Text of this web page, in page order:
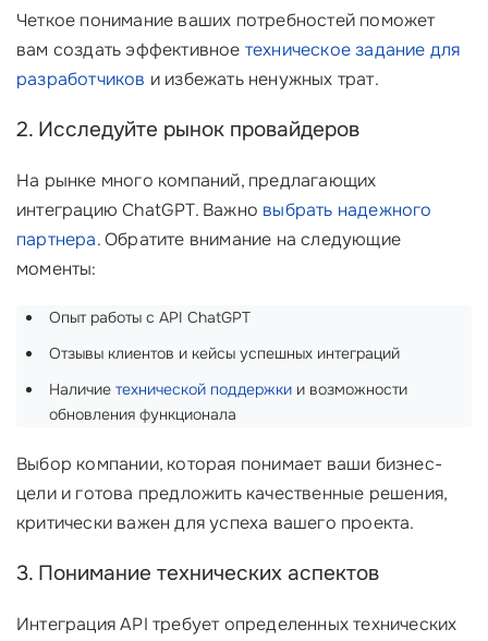
Четкое понимание ваших потребностей поможет
вам создать эффективное техническое задание для
разработчиков и избежать ненужных трат.
2. Исследуйте рынок провайдеров
На рынке много компаний, предлагающих
интеграцию ChatGPT. Важно выбрать надежного
партнера. Обратите внимание на следующие
моменты:
Опыт работы с API ChatGPT
Отзывы клиентов и кейсы успешных интеграций
Наличие технической поддержки и возможности
обновления функционала
Выбор компании, которая понимает ваши бизнес-
цели и готова предложить качественные решения,
критически важен для успеха вашего проекта.
3. Понимание технических аспектов
Интеграция API требует определенных технических